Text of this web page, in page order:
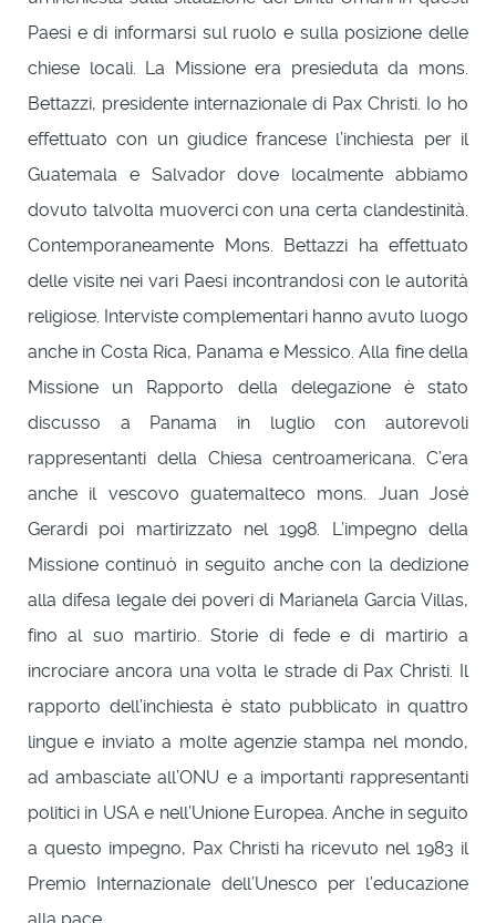
Paesi e di informarsi sul ruolo e sulla posizione delle
chiese locali. La Missione era presieduta da mons.
Bettazzi, presidente internazionale di Pax Christi. Io ho
effettuato con un giudice francese l’inchiesta per il
Guatemala e Salvador dove localmente abbiamo
dovuto talvolta muoverci con una certa clandestinità.
Contemporaneamente Mons. Bettazzi ha effettuato
delle visite nei vari Paesi incontrandosi con le autorità
religiose. Interviste complementari hanno avuto luogo
anche in Costa Rica, Panama e Messico. Alla fine della
Missione un Rapporto della delegazione è stato
discusso a Panama in luglio con autorevoli
rappresentanti della Chiesa centroamericana. C’era
anche il vescovo guatemalteco mons. Juan Josè
Gerardi poi martirizzato nel 1998. L’impegno della
Missione continuò in seguito anche con la dedizione
alla difesa legale dei poveri di Marianela Garcia Villas,
fino al suo martirio. Storie di fede e di martirio a
incrociare ancora una volta le strade di Pax Christi. Il
rapporto dell’inchiesta è stato pubblicato in quattro
lingue e inviato a molte agenzie stampa nel mondo,
ad ambasciate all’ONU e a importanti rappresentanti
politici in USA e nell’Unione Europea. Anche in seguito
a questo impegno, Pax Christi ha ricevuto nel 1983 il
Premio Internazionale dell’Unesco per l’educazione
alla pace.